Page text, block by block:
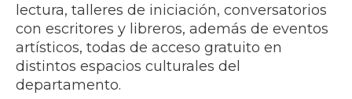
lectura, talleres de iniciación, conversatorios
con escritores y libreros, además de eventos
artísticos, todas de acceso gratuito en
distintos espacios culturales del
departamento.